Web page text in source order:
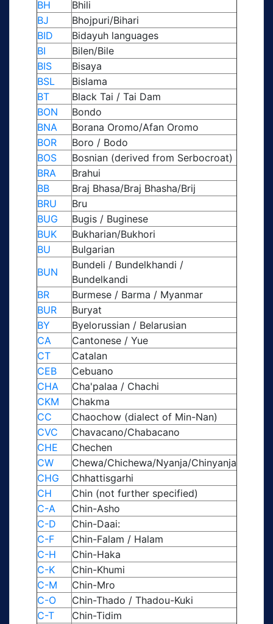
BH
Bhili
BJ
Bhojpuri/Bihari
BID
Bidayuh languages
BI
Bilen/Bile
BIS
Bisaya
BSL
Bislama
BT
Black Tai / Tai Dam
BON
Bondo
BNA
Borana Oromo/Afan Oromo
BOR
Boro / Bodo
BOS
Bosnian (derived from Serbocroat)
BRA
Brahui
BB
Braj Bhasa/Braj Bhasha/Brij
BRU
Bru
BUG
Bugis / Buginese
BUK
Bukharian/Bukhori
BU
Bulgarian
BUN
Bundeli / Bundelkhandi /
Bundelkandi
BR
Burmese / Barma / Myanmar
BUR
Buryat
BY
Byelorussian / Belarusian
CA
Cantonese / Yue
CT
Catalan
CEB
Cebuano
CHA
Cha'palaa / Chachi
CKM
Chakma
CC
Chaochow (dialect of Min-Nan)
CVC
Chavacano/Chabacano
CHE
Chechen
CW
Chewa/Chichewa/Nyanja/Chinyanja
CHG
Chhattisgarhi
CH
Chin (not further specified)
C-A
Chin-Asho
C-D
Chin-Daai:
C-F
Chin-Falam / Halam
C-H
Chin-Haka
C-K
Chin-Khumi
C-M
Chin-Mro
C-O
Chin-Thado / Thadou-Kuki
C-T
Chin-Tidim